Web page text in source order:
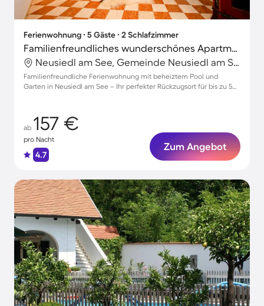
Ferienwohnung ∙ 5 Gäste ∙ 2 Schlafzimmer
Familienfreundliches wunderschönes Apartment mit beheiztem Pool, Terrasse und Garten | Haustiere sind willkommen
Neusiedl am See, Gemeinde Neusiedl am See, Österreich
Familienfreundliche Ferienwohnung mit beheiztem Pool und
Garten in Neusiedl am See – Ihr perfekter Rückzugsort für bis zu 5
ab 157 €
pro Nacht
4.7
Zum Angebot